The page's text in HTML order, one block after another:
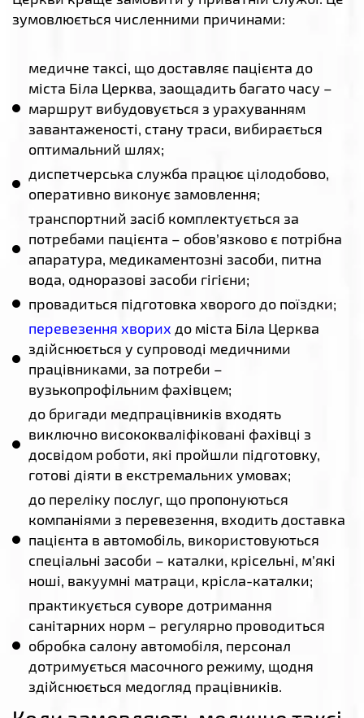
зумовлюється численними причинами:
медичне таксі, що доставляє пацієнта до
міста Біла Церква, заощадить багато часу –
маршрут вибудовується з урахуванням
завантаженості, стану траси, вибирається
оптимальний шлях;
диспетчерська служба працює цілодобово,
оперативно виконує замовлення;
транспортний засіб комплектується за
потребами пацієнта – обов’язково є потрібна
апаратура, медикаментозні засоби, питна
вода, одноразові засоби гігієни;
провадиться підготовка хворого до поїздки;
перевезення хворих до міста Біла Церква
здійснюється у супроводі медичними
працівниками, за потреби –
вузькопрофільним фахівцем;
до бригади медпрацівників входять
виключно висококваліфіковані фахівці з
досвідом роботи, які пройшли підготовку,
готові діяти в екстремальних умовах;
до переліку послуг, що пропонуються
компаніями з перевезення, входить доставка
пацієнта в автомобіль, використовуються
спеціальні засоби – каталки, крісельні, м’які
ноші, вакуумні матраци, крісла-каталки;
практикується суворе дотримання
санітарних норм – регулярно проводиться
обробка салону автомобіля, персонал
дотримується масочного режиму, щодня
здійснюється медогляд працівників.